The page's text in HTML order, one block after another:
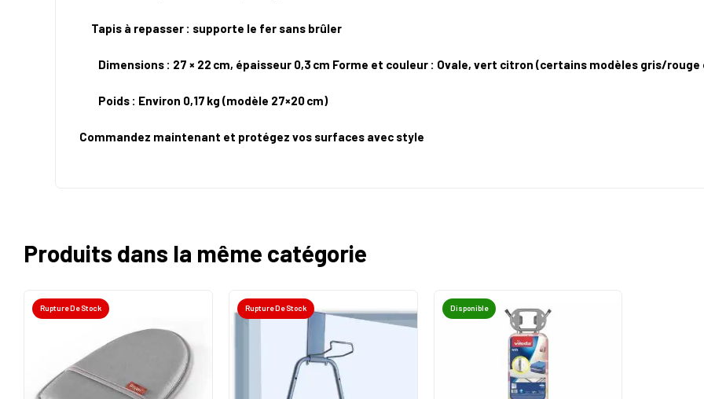
Tapis à repasser : supporte le fer sans brûler
Dimensions : 27 × 22 cm, épaisseur 0,3 cm Forme et couleur : Ovale, vert citron (certains modèles gris/
Poids : Environ 0,17 kg (modèle 27×20 cm)
Commandez maintenant et protégez vos surfaces avec style
Produits dans la même catégorie
Rupture De Stock Rupture De Stock Disponible